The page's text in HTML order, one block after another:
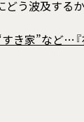
う波及するか
“すき家”など